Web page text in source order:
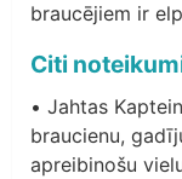
braucējiem ir
Citi
• Jahtas
braucienu,
apreibinošu